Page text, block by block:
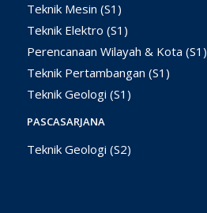
Teknik Mesin (S1)
Teknik Elektro (S1)
Perencanaan Wilayah & Kota (S1)
Teknik Pertambangan (S1)
Teknik Geologi (S1)
PASCASARJANA
Teknik Geologi (S2)